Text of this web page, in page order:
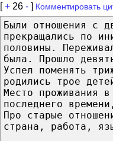
[+ 26 - ] Комментировать
Были отношения с
прекращались по
половины.
была. Прошло
Успел поменять
родились трое
Место проживания
последнего
Про старые
страна, работа,